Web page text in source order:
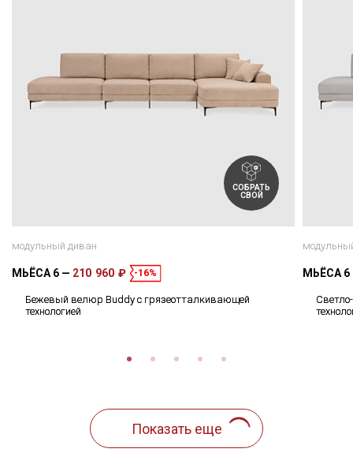
СОБРАТЬ
СВОЙ
модульный диван
МЬЁСА 6 210 960 ₽ -16%
Бежевый велюр Buddy с грязеотталкивающей
технологией
МЬЁСА 6